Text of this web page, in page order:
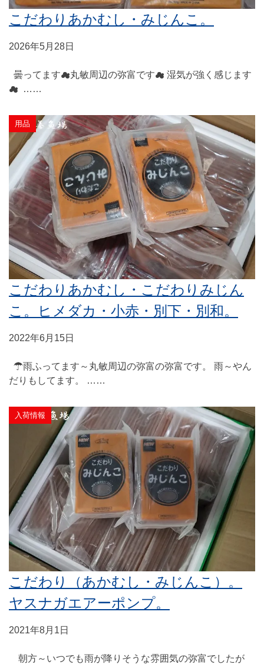
こだわりあかむし・みじんこ。
2026年5月28日
曇ってます☁丸敏周辺の弥富です☁ 湿気が強く感じます
☁ ……
用品
こだわりあかむし・こだわりみじん
こ。ヒメダカ・小赤・別下・別和。
2022年6月15日
☂雨ふってます～丸敏周辺の弥富の弥富です。 雨～やん
だりもしてます。 ……
入荷情報
こだわり（あかむし・みじんこ）。
ヤスナガエアーポンプ。
2021年8月1日
朝方～いつでも雨が降りそうな雰囲気の弥富でしたが